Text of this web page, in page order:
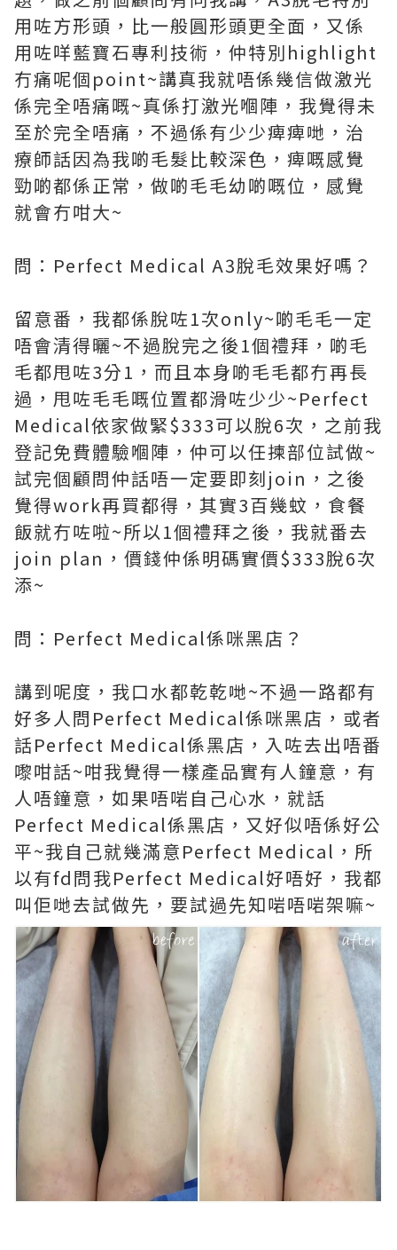
用咗方形頭，比一般圓形頭更全面，又係
用咗咩藍寶石專利技術，仲特別highlight
冇痛呢個point~講真我就唔係幾信做激光
係完全唔痛嘅~真係打激光嗰陣，我覺得未
至於完全唔痛，不過係有少少痺痺哋，治
療師話因為我啲毛髮比較深色，痺嘅感覺
勁啲都係正常，做啲毛毛幼啲嘅位，感覺
就會冇咁大~
問：Perfect Medical A3脫毛效果好嗎？
留意番，我都係脫咗1次only~啲毛毛一定
唔會清得曬~不過脫完之後1個禮拜，啲毛
毛都甩咗3分1，而且本身啲毛毛都冇再長
過，甩咗毛毛嘅位置都滑咗少少~Perfect
Medical依家做緊$333可以脫6次，之前我
登記免費體驗嗰陣，仲可以任揀部位試做~
試完個顧問仲話唔一定要即刻join，之後
覺得work再買都得，其實3百幾蚊，食餐
飯就冇咗啦~所以1個禮拜之後，我就番去
join plan，價錢仲係明碼實價$333脫6次
添~
問：Perfect Medical係咪黑店？
講到呢度，我口水都乾乾哋~不過一路都有
好多人問Perfect Medical係咪黑店，或者
話Perfect Medical係黑店，入咗去出唔番
嚟咁話~咁我覺得一樣產品實有人鐘意，有
人唔鐘意，如果唔啱自己心水，就話
Perfect Medical係黑店，又好似唔係好公
平~我自己就幾滿意Perfect Medical，所
以有fd問我Perfect Medical好唔好，我都
叫佢哋去試做先，要試過先知啱唔啱架嘛~